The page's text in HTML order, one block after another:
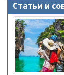
Статьи и